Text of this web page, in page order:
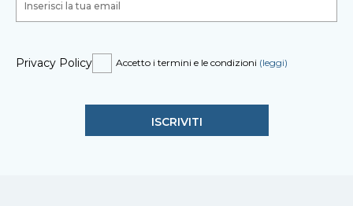
Privacy Policy Accetto i termini e le condizioni (leggi)